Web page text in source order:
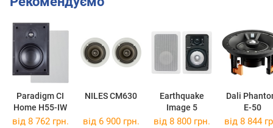
Paradigm CI
Home H55-IW
NILES CM630
Earthquake
Image 5
Dali
E-50
від 8 762 грн. від 6 900 грн. від 8 800 грн. від 8 844